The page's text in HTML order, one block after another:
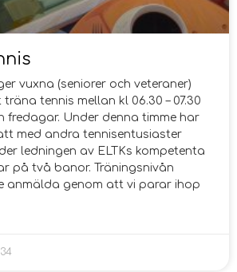
vuxna (seniorer och veteraner)
tennis mellan kl 06.30 – 07.30
fredagar. Under denna timme har
med andra tennisentusiaster
ledningen av ELTKs kompetenta
på två banor. Träningsnivån
anmälda genom att vi parar ihop